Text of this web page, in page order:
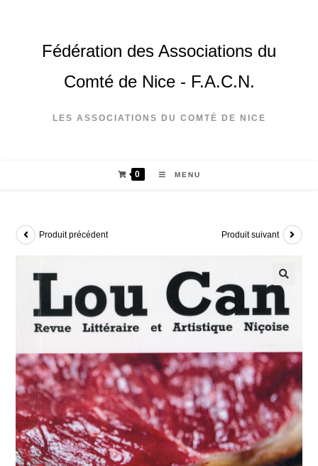
Fédération des Associations du
Comté de Nice - F.A.C.N.
LES ASSOCIATIONS DU COMTÉ DE NICE
0 MENU
Produit précédent Produit suivant